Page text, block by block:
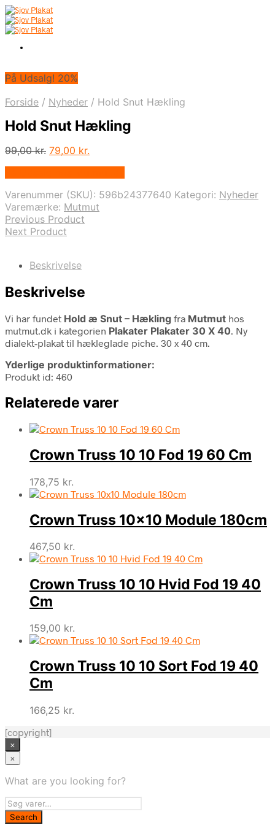
På Udsalg! 20%
Forside / Nyheder / Hold Snut Hækling
Hold Snut Hækling
99,00kr. Den
99,00 kr..
79,00 kr.
79,00 kr..
Varenummer (SKU): 596b24377640 Kategori: Nyheder
Varemærke: Mutmut
Previous Product
Next Product
Beskrivelse
Beskrivelse
Vi har fundet Hold æ Snut – Hækling fra Mutmut hos
mutmut.dk i kategorien Plakater Plakater 30 X 40. Ny
dialekt-plakat til hækleglade piche. 30 x 40 cm.
Yderlige produktinformationer:
Produkt id: 460
Relaterede varer
Crown Truss 10 10 Fod 19 60 Cm
178,75 kr.
Crown Truss 10×10 Module 180cm
467,50 kr.
Crown Truss 10 10 Hvid Fod 19 40
Cm
159,00 kr.
Crown Truss 10 10 Sort Fod 19 40
Cm
166,25 kr.
[copyright]
×
×
What are you looking for?